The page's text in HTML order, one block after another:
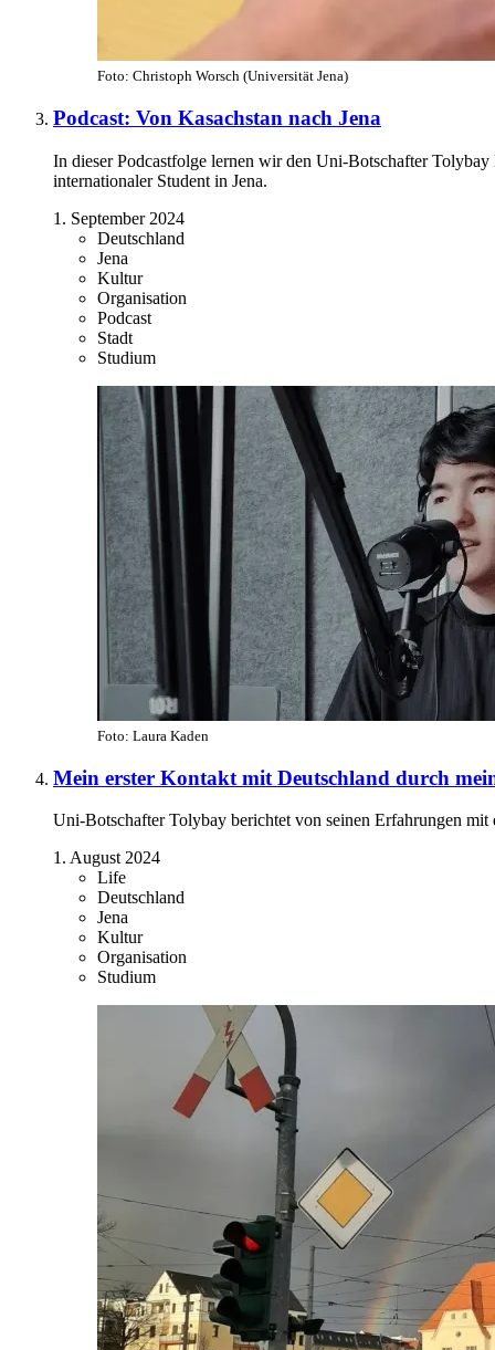
Foto: Christoph Worsch (Universität Jena)
Podcast: Von Kasachstan nach Jena
In dieser Podcastfolge lernen wir den Uni-Botschafter
internationaler Student in Jena.
1. September 2024
Deutschland
Jena
Kultur
Organisation
Podcast
Stadt
Studium
Foto: Laura Kaden
Mein erster Kontakt mit Deutschland durch
Uni-Botschafter Tolybay berichtet von seinen Erfahrungen
1. August 2024
Life
Deutschland
Jena
Kultur
Organisation
Studium